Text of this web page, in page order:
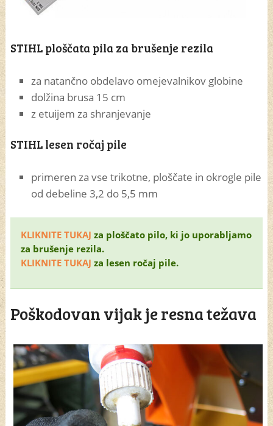
STIHL ploščata pila za brušenje rezila
za natančno obdelavo omejevalnikov globine
dolžina brusa 15 cm
z etuijem za shranjevanje
STIHL lesen ročaj pile
primeren za vse trikotne, ploščate in okrogle pile
od debeline 3,2 do 5,5 mm
KLIKNITE TUKAJ za ploščato pilo, ki jo uporabljamo
za brušenje rezila.
KLIKNITE TUKAJ za lesen ročaj pile.
Poškodovan vijak je resna težava